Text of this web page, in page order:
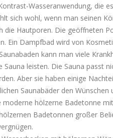
Wasseranwendung, die
sich wohl, wenn man seinen
die Hautporen. Die geöffneten
Ein Dampfbad wird von
kann man viele
Sauna leisten. Die Sauna passt
Aber sie haben einige
Saunabäder den Wünschen
moderne hölzerne Badetonne
Badetonnen großer